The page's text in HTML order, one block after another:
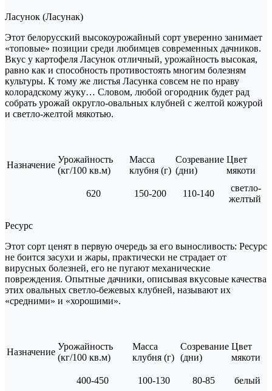
Ласунок (Ласунак)
Этот белорусский высокоурожайный сорт уверенно занимает
«топовые» позиции среди любимцев современных дачников.
Вкус у картофеля Ласунок отличный, урожайность высокая,
равно как и способность противостоять многим болезням
культуры. К тому же листья Ласунка совсем не по нраву
колорадскому жуку… Словом, любой огородник будет рад
собрать урожай округло-овальных клубней с желтой кожурой
и светло-желтой мякотью.
Назначение
Урожайность
(кг/100 кв.м)
Масса
клубня (г)
Созревание
(дни)
Цвет
мякоти
620 150-200 110-140
светло-
желтый
Ресурс
Этот сорт ценят в первую очередь за его выносливость: Ресурс
не боится засухи и жары, практически не страдает от
вирусных болезней, его не пугают механические
повреждения. Опытные дачники, описывая вкусовые качества
этих овальных светло-бежевых клубней, называют их
«средними» и «хорошими».
Назначение
Урожайность
(кг/100 кв.м)
Масса
клубня (г)
Созревание
(дни)
Цвет
мякоти
400-450 100-130 80-85 белый